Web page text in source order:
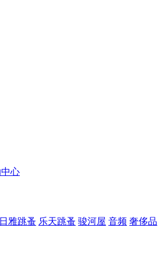
心
日雅跳蚤 乐天跳蚤 骏河屋 音频 奢侈品